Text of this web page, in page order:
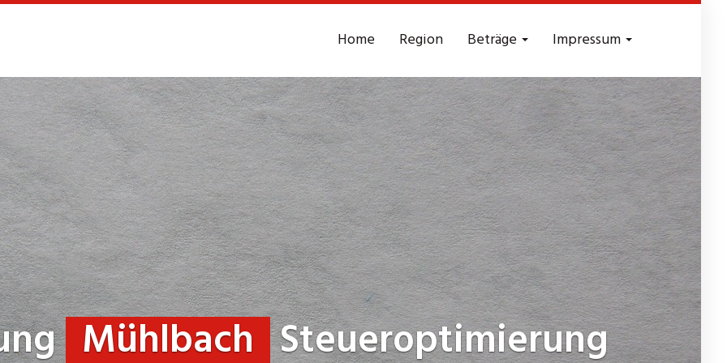
Home Region Beträge Impressum
Mühlbach Steueroptimierung